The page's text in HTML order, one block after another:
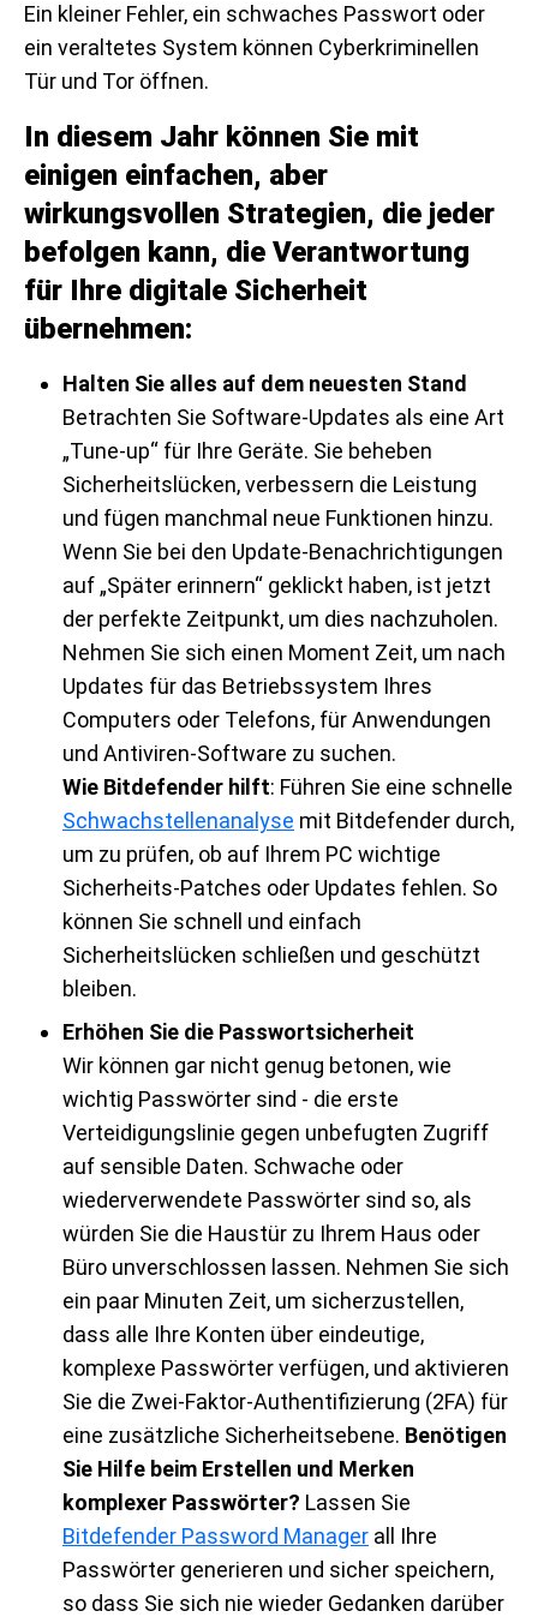
Ein kleiner Fehler, ein schwaches Passwort oder
ein veraltetes System können Cyberkriminellen
Tür und Tor öffnen.
In diesem Jahr können Sie mit
einigen einfachen, aber
wirkungsvollen Strategien, die jeder
befolgen kann, die Verantwortung
für Ihre digitale Sicherheit
übernehmen:
Halten Sie alles auf dem neuesten Stand
Betrachten Sie Software-Updates als eine Art
„Tune-up“ für Ihre Geräte. Sie beheben
Sicherheitslücken, verbessern die Leistung
und fügen manchmal neue Funktionen hinzu.
Wenn Sie bei den Update-Benachrichtigungen
auf „Später erinnern“ geklickt haben, ist jetzt
der perfekte Zeitpunkt, um dies nachzuholen.
Nehmen Sie sich einen Moment Zeit, um nach
Updates für das Betriebssystem Ihres
Computers oder Telefons, für Anwendungen
und Antiviren-Software zu suchen.
Wie Bitdefender hilft: Führen Sie eine schnelle
Schwachstellenanalyse mit Bitdefender durch,
um zu prüfen, ob auf Ihrem PC wichtige
Sicherheits-Patches oder Updates fehlen. So
können Sie schnell und einfach
Sicherheitslücken schließen und geschützt
bleiben.
Erhöhen Sie die Passwortsicherheit
Wir können gar nicht genug betonen, wie
wichtig Passwörter sind - die erste
Verteidigungslinie gegen unbefugten Zugriff
auf sensible Daten. Schwache oder
wiederverwendete Passwörter sind so, als
würden Sie die Haustür zu Ihrem Haus oder
Büro unverschlossen lassen. Nehmen Sie sich
ein paar Minuten Zeit, um sicherzustellen,
dass alle Ihre Konten über eindeutige,
komplexe Passwörter verfügen, und aktivieren
Sie die Zwei-Faktor-Authentifizierung (2FA) für
eine zusätzliche Sicherheitsebene. Benötigen
Sie Hilfe beim Erstellen und Merken
komplexer Passwörter? Lassen Sie
Bitdefender Password Manager all Ihre
Passwörter generieren und sicher speichern,
so dass Sie sich nie wieder Gedanken darüber